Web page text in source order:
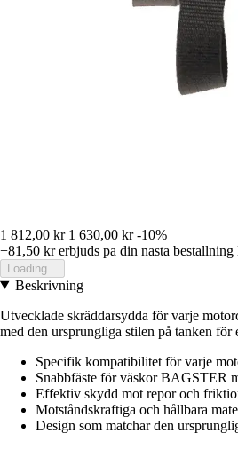
1 812,00 kr 1 630,00 kr -10%
+81,50 krerbjuds pa din nasta bestallning
Loading...
Beskrivning
Utvecklade skräddarsydda för varje
med den ursprungliga stilen på tanken
Specifik kompatibilitet för varje
Snabbfäste för väskor BAGSTER
Effektiv skydd mot repor och
Motståndskraftiga och hållbara
Design som matchar den